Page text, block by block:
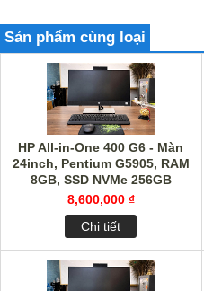
Sản phẩm cùng loại
HP All-in-One 400 G6 - Màn
24inch, Pentium G5905, RAM
8GB, SSD NVMe 256GB
8,600,000 ₫
Chi tiết